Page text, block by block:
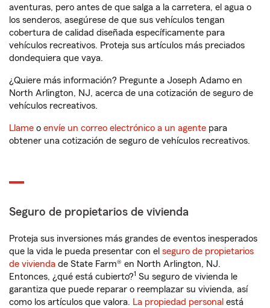
aventuras, pero antes de que salga a la carretera, el agua o
los senderos, asegúrese de que sus vehículos tengan
cobertura de calidad diseñada específicamente para
vehículos recreativos. Proteja sus artículos más preciados
dondequiera que vaya.
¿Quiere más información? Pregunte a Joseph Adamo en
North Arlington, NJ, acerca de una cotización de seguro de
vehículos recreativos.
Llame o envíe un correo electrónico a un agente para
obtener una cotización de seguro de vehículos recreativos.
Seguro de propietarios de vivienda
Proteja sus inversiones más grandes de eventos inesperados
que la vida le pueda presentar con el seguro de propietarios
de vivienda de State Farm® en North Arlington, NJ.
Entonces, ¿qué está cubierto?1 Su seguro de vivienda le
garantiza que puede reparar o reemplazar su vivienda, así
como los artículos que valora. La propiedad personal está